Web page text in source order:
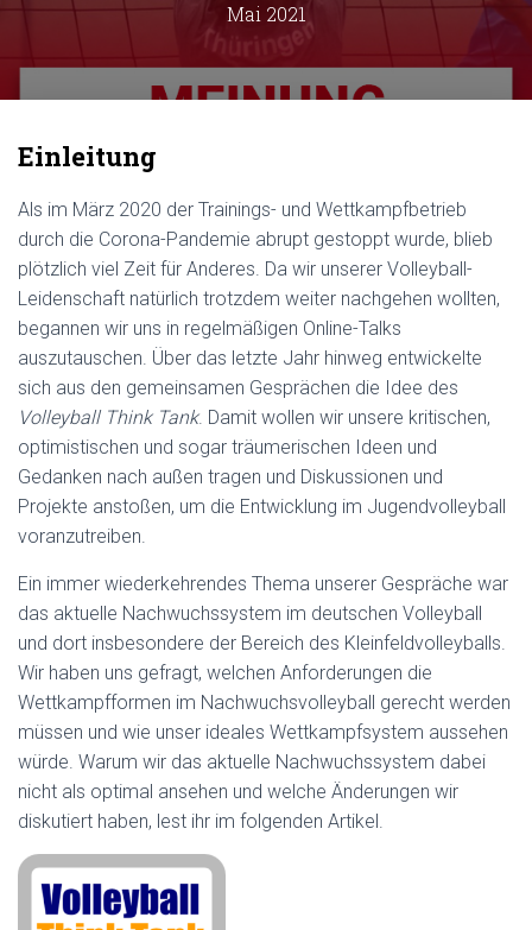
E
Mai 2021
Einleitung
Als im März 2020 der Trainings- und Wettkampfbetrieb
durch die Corona-Pandemie abrupt gestoppt wurde, blieb
plötzlich viel Zeit für Anderes. Da wir unserer Volleyball-
Leidenschaft natürlich trotzdem weiter nachgehen wollten,
begannen wir uns in regelmäßigen Online-Talks
auszutauschen. Über das letzte Jahr hinweg entwickelte
sich aus den gemeinsamen Gesprächen die Idee des
Volleyball Think Tank. Damit wollen wir unsere kritischen,
optimistischen und sogar träumerischen Ideen und
Gedanken nach außen tragen und Diskussionen und
Projekte anstoßen, um die Entwicklung im Jugendvolleyball
voranzutreiben.
Ein immer wiederkehrendes Thema unserer Gespräche war
das aktuelle Nachwuchssystem im deutschen Volleyball
und dort insbesondere der Bereich des Kleinfeldvolleyballs.
Wir haben uns gefragt, welchen Anforderungen die
Wettkampfformen im Nachwuchsvolleyball gerecht werden
müssen und wie unser ideales Wettkampfsystem aussehen
würde. Warum wir das aktuelle Nachwuchssystem dabei
nicht als optimal ansehen und welche Änderungen wir
diskutiert haben, lest ihr im folgenden Artikel.